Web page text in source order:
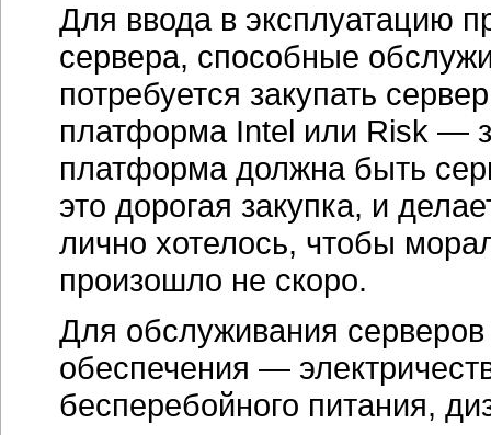
Для ввода в эксплуатацию
сервера, способные
потребуется закупать
платформа Intel или Risk —
платформа должна быть
это дорогая закупка, и
лично хотелось, чтобы
произошло не скоро.
Для обслуживания
обеспечения —
бесперебойного питания,